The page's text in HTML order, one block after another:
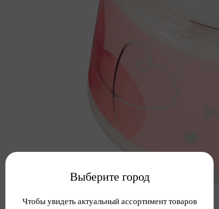
Выберите город
Чтобы увидеть актуальный ассортимент товаров